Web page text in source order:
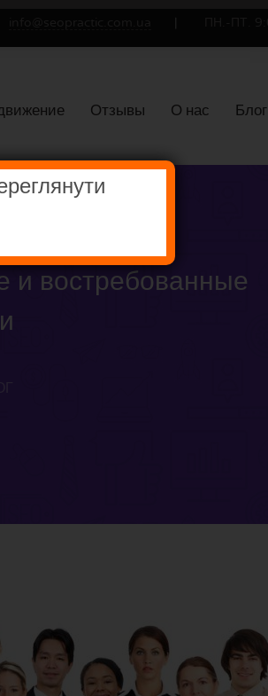
Отзывы О нас Блог
востребованные